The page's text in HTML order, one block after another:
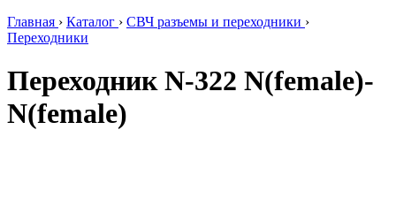
Главная › Каталог › СВЧ разъемы и переходники ›
Переходники
Переходник N-322 N(female)-
N(female)